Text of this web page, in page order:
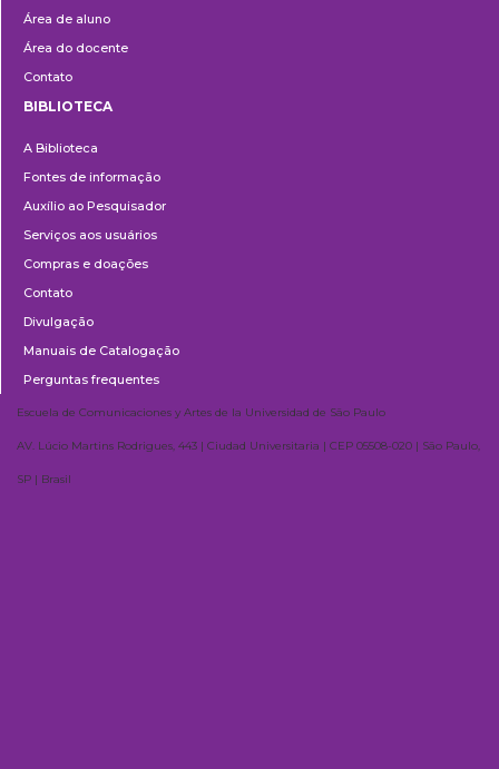
Área de aluno
Área do docente
Contato
BIBLIOTECA
A Biblioteca
Fontes de informação
Auxílio ao Pesquisador
Serviços aos usuários
Compras e doações
Contato
Divulgação
Manuais de Catalogação
Perguntas frequentes
Escuela de Comunicaciones y Artes de la Universidad de São Paulo
AV. Lúcio Martins Rodrigues, 443 | Ciudad Universitaria | CEP 05508-020 | São Paulo,
SP | Brasil